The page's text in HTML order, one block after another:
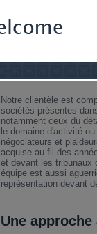
à ses besoins et à ses
importe le forum où
Notre clientèle est
sociétés présentes
notamment ceux du
le domaine d'activité
négociateurs et
acquise au fil des
et devant les tribunaux
équipe est aussi
représentation devant
Une